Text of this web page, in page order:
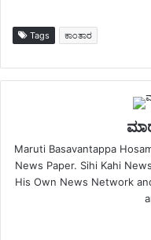
Tags ಕಾಂತಾರ
Maruti Basavantappa
News Paper. Sihi Kahi
His Own News Network